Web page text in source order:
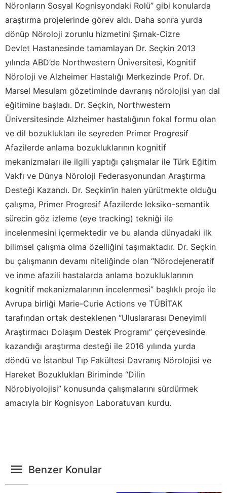
Nöronların Sosyal Kognisyondaki Rolü” gibi konularda
araştırma projelerinde görev aldı. Daha sonra yurda
dönüp Nöroloji zorunlu hizmetini Şırnak-Cizre
Devlet Hastanesinde tamamlayan Dr. Seçkin 2013
yılında ABD’de Northwestern Üniversitesi, Kognitif
Nöroloji ve Alzheimer Hastalığı Merkezinde Prof. Dr.
Marsel Mesulam gözetiminde davranış nörolojisi yan dal
eğitimine başladı. Dr. Seçkin, Northwestern
Üniversitesinde Alzheimer hastalığının fokal formu olan
ve dil bozuklukları ile seyreden Primer Progresif
Afazilerde anlama bozukluklarının kognitif
mekanizmaları ile ilgili yaptığı çalışmalar ile Türk Eğitim
Vakfı ve Dünya Nöroloji Federasyonundan Araştırma
Desteği Kazandı. Dr. Seçkin’in halen yürütmekte olduğu
çalışma, Primer Progresif Afazilerde leksiko-semantik
sürecin göz izleme (eye tracking) tekniği ile
incelenmesini içermektedir ve bu alanda dünyadaki ilk
bilimsel çalışma olma özelliğini taşımaktadır. Dr. Seçkin
bu çalışmanın devamı niteliğinde olan “Nörodejeneratif
ve inme afazili hastalarda anlama bozukluklarının
kognitif mekanizmalarının incelenmesi” başlıklı proje ile
Avrupa birliği Marie-Curie Actions ve TÜBİTAK
tarafından ortak desteklenen “Uluslararası Deneyimli
Araştırmacı Dolaşım Destek Programı” çerçevesinde
kazandığı araştırma desteği ile 2016 yılında yurda
döndü ve İstanbul Tıp Fakültesi Davranış Nörolojisi ve
Hareket Bozuklukları Biriminde “Dilin
Nörobiyolojisi” konusunda çalışmalarını sürdürmek
amacıyla bir Kognisyon Laboratuvarı kurdu.
Benzer Konular